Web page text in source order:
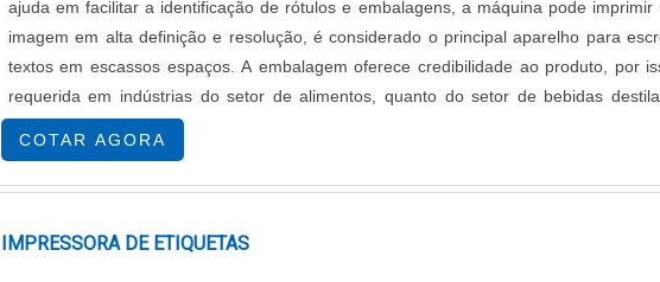
ajuda em facilitar a identificação de rótulos e embalagens, a máquina pode imprimir
imagem em alta definição e resolução, é considerado o principal aparelho para
textos em escassos espaços. A embalagem oferece credibilidade ao produto, por
requerida em indústrias do setor de alimentos, quanto do setor de bebidas
farmacêuticos em empre....
COTAR AGORA
IMPRESSORA DE ETIQUETAS